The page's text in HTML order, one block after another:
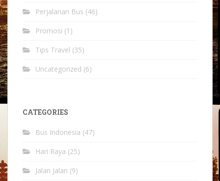
Perjalanan Bus (46)
Promosi (1)
Tips Travel (35)
Uncategorized (6)
CATEGORIES
Bus Indonesia (47)
Hari Raya (25)
Jalan Jalan (9)